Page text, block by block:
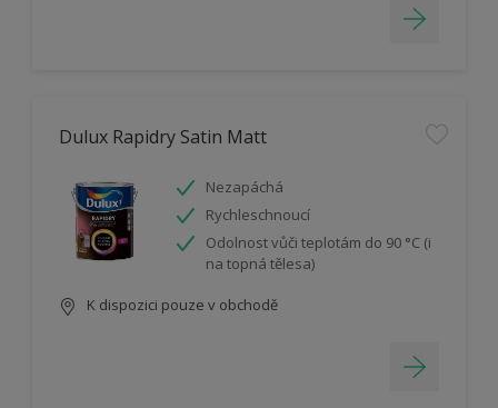
Dulux Rapidry Satin Matt
Nezapáchá
Rychleschnoucí
Odolnost vůči teplotám do 90 °C (i
na topná tělesa)
K dispozici pouze v obchodě